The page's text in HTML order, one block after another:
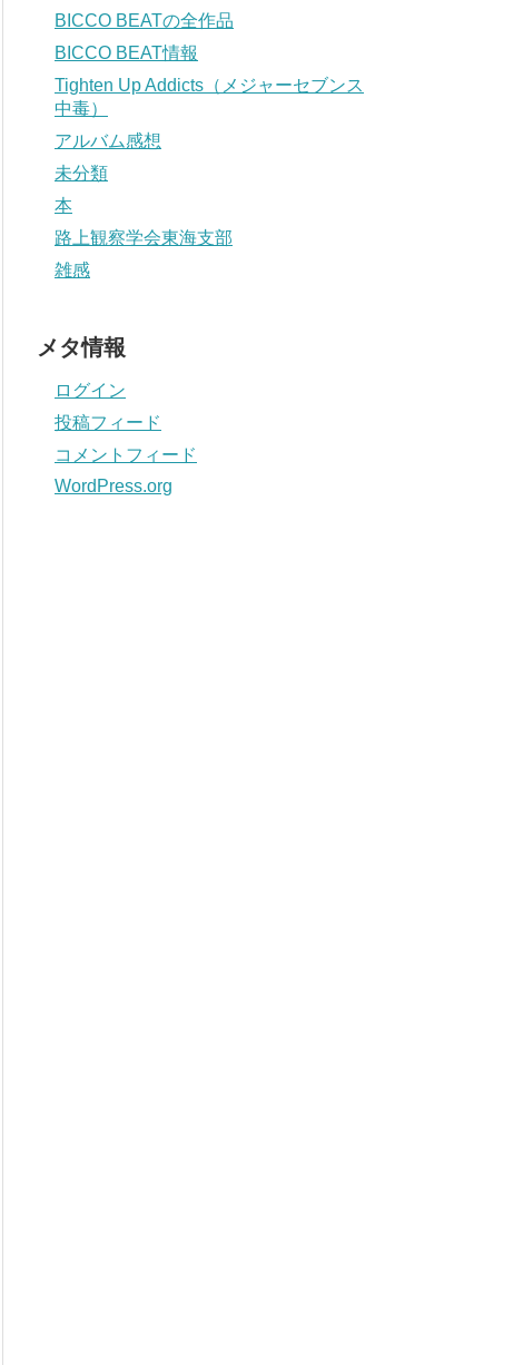
BICCO BEATの全作品
BICCO BEAT情報
Tighten Up Addicts（メジャーセブンス
中毒）
アルバム感想
未分類
本
路上観察学会東海支部
雑感
メタ情報
ログイン
投稿フィード
コメントフィード
WordPress.org